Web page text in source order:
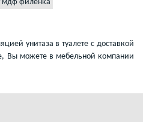
мдф филенка
унитаза в туалете с доставкой
Вы можете в мебельной компании